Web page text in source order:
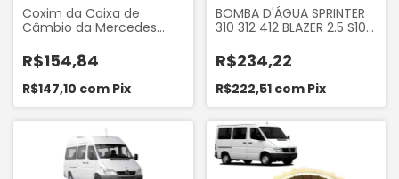
Coxim da Caixa de
Câmbio da Mercedes
413 Camprisma 241
R$154,84
R$147,10 com Pix
BOMBA D'ÁGUA SPRINTER
310 312 412 BLAZER 2.5 S10
2.5 2.8 1995 A 2005
RANGER 2.5 2.8 1995 A
2005 DISCOVERY 2.5 1995
A 2004 MOTOR MAXION
HS 2.5 AUTOTEC 19274
R$234,22
R$222,51 com Pix